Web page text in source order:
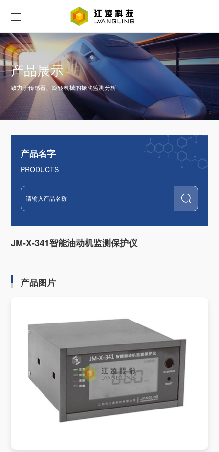
产品展示
致力于传感器、旋转机械的振动监测分析
产品名字
PRODUCTS
JM-X-341智能油动机监测保护仪
产品图片